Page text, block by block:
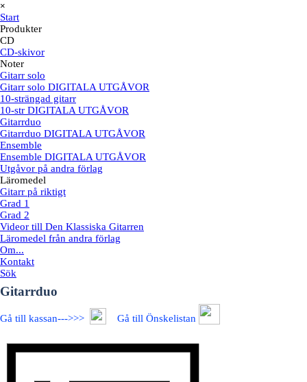
×
Start
Produkter
CD
CD-skivor
Noter
Gitarr solo
Gitarr solo DIGITALA UTGÅVOR
10-strängad gitarr
10-str DIGITALA UTGÅVOR
Gitarrduo
Gitarrduo DIGITALA UTGÅVOR
Ensemble
Ensemble DIGITALA UTGÅVOR
Utgåvor på andra förlag
Läromedel
Gitarr på riktigt
Grad 1
Grad 2
Videor till Den Klassiska Gitarren
Läromedel från andra förlag
Om...
Kontakt
Sök
Gitarrduo
Gå till kassan--->>> Gå till Önskelistan